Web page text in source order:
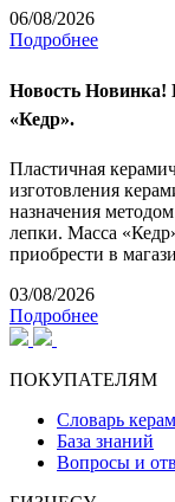
06/08/2026
Подробнее
Новость Новинка!
«Кедр».
Пластичная
изготовления
назначения
лепки. Масса
приобрести в
03/08/2026
Подробнее
ПОКУПАТЕЛЯМ
Словарь
База знаний
Вопросы и